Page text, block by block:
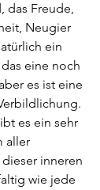
das Freude,
Neugier
ein
eine noch
es ist eine
es ein sehr
aller
inneren
wie jede